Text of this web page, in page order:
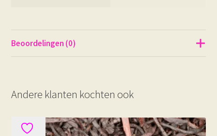
Beoordelingen (0)
Andere klanten kochten ook